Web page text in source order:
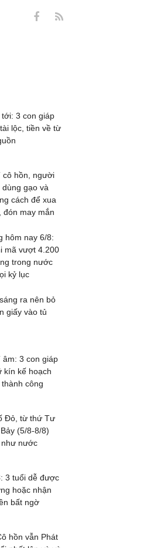
tới: 3 con giáp
lộc, tiền về từ
cô hồn, người
gạo và
cách để xua
đón may mắn
hôm nay 6/8:
mã vượt 4.200
trong nước
kỷ lục
ra nên bỏ
giấy vào tủ
âm: 3 con giáp
kín kế hoạch
công
Đỏ, từ thứ Tư
(5/8-8/8)
nước
3 tuổi dễ được
hoặc nhận
bất ngờ
hồn vẫn Phát